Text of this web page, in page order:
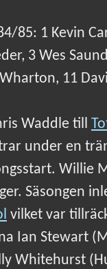
85: 1 Kevin
3 Wes
11
Waddle till
under en
Willie
Säsongen
vilket var
Ian Stewart
Whitehurst